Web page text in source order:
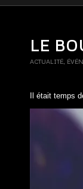
LE
ACTUALITÉ
Il était temps